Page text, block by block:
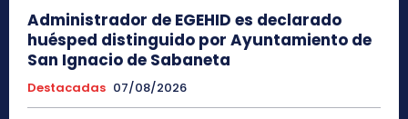
Administrador de EGEHID es declarado
huésped distinguido por Ayuntamiento de
San Ignacio de Sabaneta
Destacadas 07/08/2026